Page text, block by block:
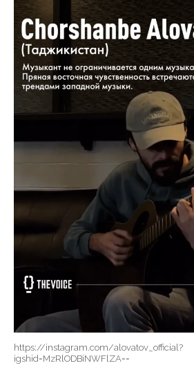
https://instagram.com/alovatov_official?
igshid=MzRlODBiNWFlZA==